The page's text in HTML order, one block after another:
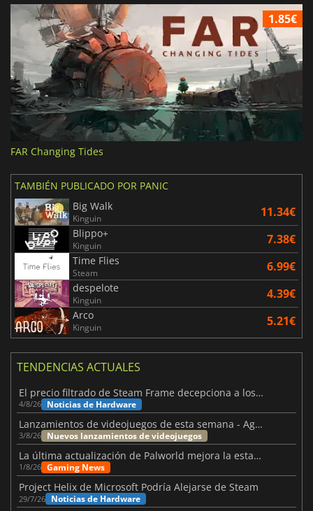
1.85€
FAR Changing Tides
TAMBIÉN PUBLICADO POR PANIC
Big Walk
Kinguin 11.34€
Blippo+
Kinguin 7.38€
Time Flies
Steam 6.99€
despelote
Kinguin 4.39€
Arco
Kinguin 5.21€
TENDENCIAS ACTUALES
El precio filtrado de Steam Frame decepciona a los usuarios
4/8/26 Noticias de Hardware
Lanzamientos de videojuegos de esta semana - Agosto de 2026 (semana 32)
3/8/26 Nuevos lanzamientos de videojuegos
La última actualización de Palworld mejora la estabilidad
1/8/26 Gaming News
Project Helix de Microsoft Podría Alejarse de Steam
29/7/26 Noticias de Hardware